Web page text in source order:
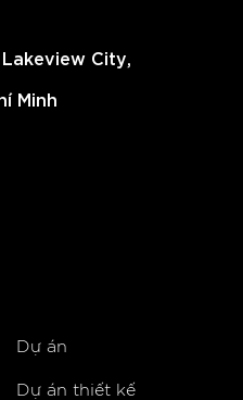
City,
Minh
Dự án
Dự án thiết kế